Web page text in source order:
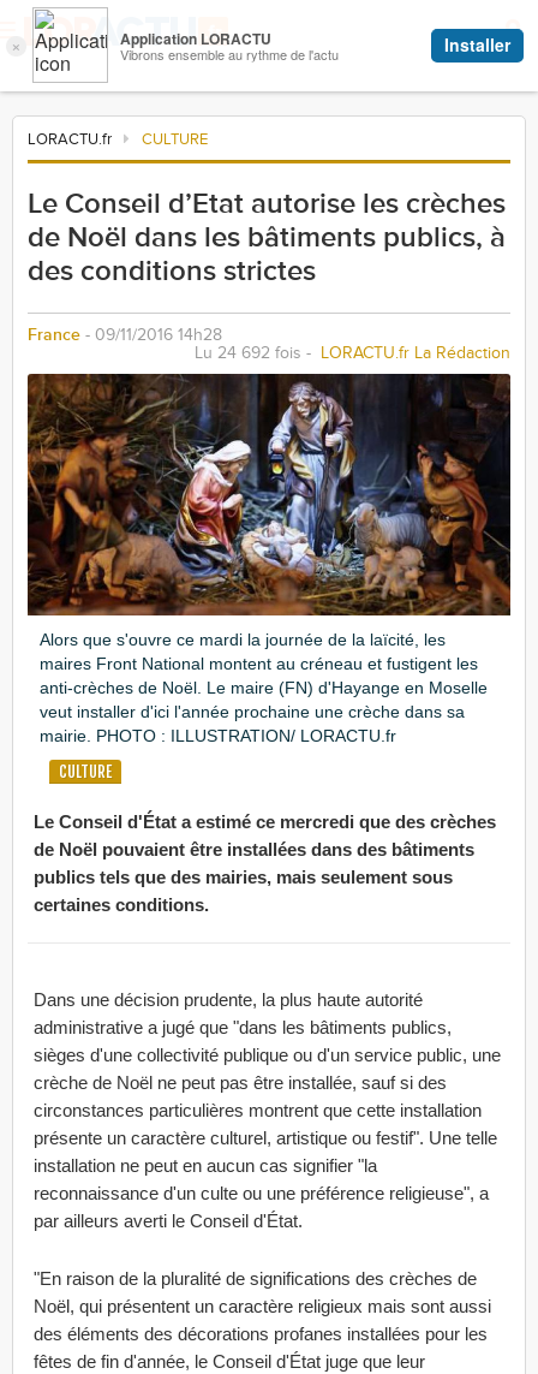
LORACTU.fr CULTURE
Le Conseil d’Etat autorise les crèches
de Noël dans les bâtiments publics, à
des conditions strictes
France - 09/11/2016 14h28
Lu 24 692 fois - LORACTU.fr La Rédaction
CULTURE
Alors que s'ouvre ce mardi la journée de la laïcité, les
maires Front National montent au créneau et fustigent les
anti-crèches de Noël. Le maire (FN) d'Hayange en Moselle
veut installer d'ici l'année prochaine une crèche dans sa
mairie. PHOTO : ILLUSTRATION/ LORACTU.fr
Le Conseil d'État a estimé ce mercredi que des crèches
de Noël pouvaient être installées dans des bâtiments
publics tels que des mairies, mais seulement sous
certaines conditions.
Dans une décision prudente, la plus haute autorité
administrative a jugé que "dans les bâtiments publics,
sièges d'une collectivité publique ou d'un service public, une
crèche de Noël ne peut pas être installée, sauf si des
circonstances particulières montrent que cette installation
présente un caractère culturel, artistique ou festif". Une telle
installation ne peut en aucun cas signifier "la
reconnaissance d'un culte ou une préférence religieuse", a
par ailleurs averti le Conseil d'État.
"En raison de la pluralité de significations des crèches de
Noël, qui présentent un caractère religieux mais sont aussi
des éléments des décorations profanes installées pour les
fêtes de fin d'année, le Conseil d'État juge que leur